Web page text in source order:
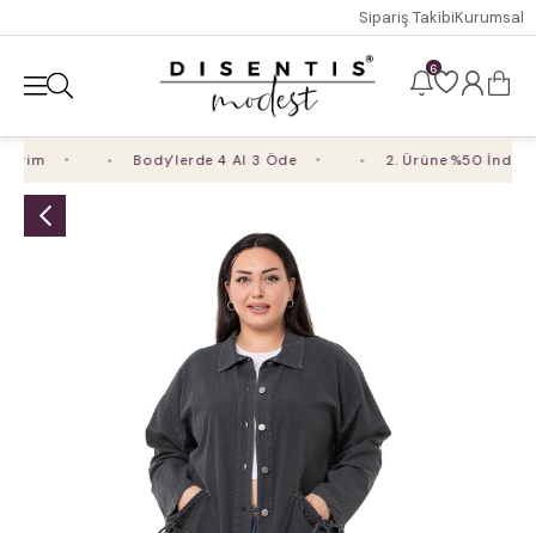
Sipariş TakibiKurumsal
6
Body'lerde 4 Al 3 Öde 2. Ürüne %50 İndirim